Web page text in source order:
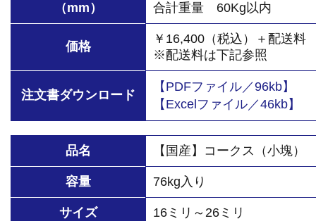
（mm）
合計重量 60Kg以内
価格
￥16,400（税込）＋配送料
※配送料は下記参照
注文書ダウンロード
【PDFファイル／96kb】
【Excelファイル／46kb】
品名 【国産】コークス（小塊）
容量 76kg入り
サイズ 16ミリ～26ミリ